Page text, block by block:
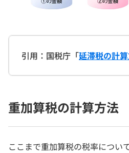
引用：国税庁「延滞税の計
重加算税の計算方法
ここまで重加算税の税率につい